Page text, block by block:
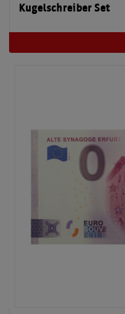
Kugelschreiber Set